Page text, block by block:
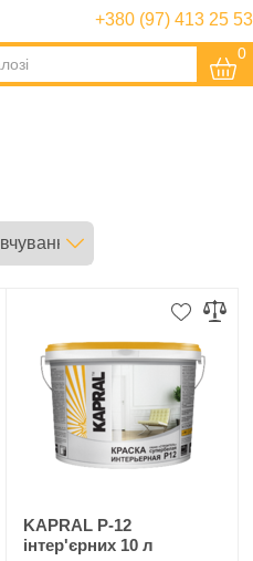
+380 (97) 413 25 53
0
KAPRAL Р-12
інтер'єрних 10 л